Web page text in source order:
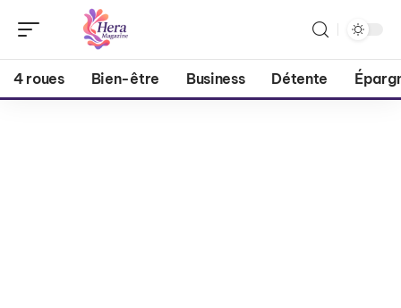
4 roues Bien-être Business Détente